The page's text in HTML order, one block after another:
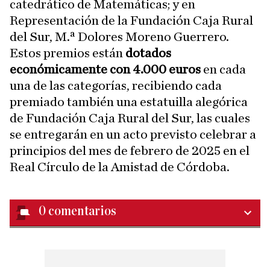
catedrático de Matemáticas; y en
Representación de la Fundación Caja Rural
del Sur, M.ª Dolores Moreno Guerrero.
Estos premios están dotados
económicamente con 4.000 euros en cada
una de las categorías, recibiendo cada
premiado también una estatuilla alegórica
de Fundación Caja Rural del Sur, las cuales
se entregarán en un acto previsto celebrar a
principios del mes de febrero de 2025 en el
Real Círculo de la Amistad de Córdoba.
0 comentarios